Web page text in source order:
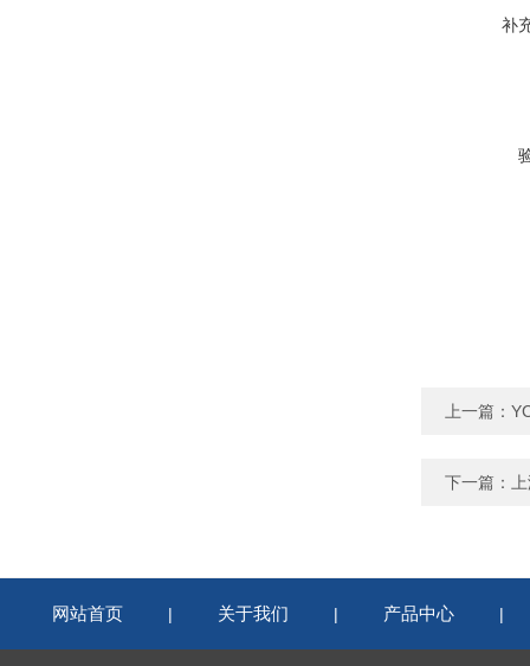
补
上一篇：
下一篇：
网站首页 | 关于我们 | 产品中心 |